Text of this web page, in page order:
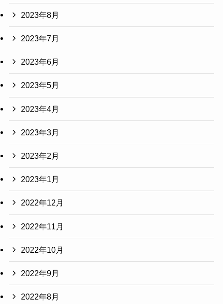
2023年8月
2023年7月
2023年6月
2023年5月
2023年4月
2023年3月
2023年2月
2023年1月
2022年12月
2022年11月
2022年10月
2022年9月
2022年8月